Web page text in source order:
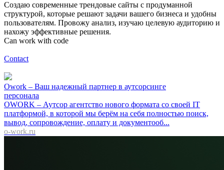
Создаю современные трендовые сайты с продуманной
структурой, которые решают задачи вашего бизнеса и удобны
пользователям. Провожу анализ, изучаю целевую аудиторию и
нахожу эффективные решения.
Can work with code
Contact
Owork – Ваш надежный партнер в аутсорсинге
персонала
OWORK – Аутсор агентство нового формата со своей IT
платформой, в которой мы берём на себя полностью поиск,
вывод, сопровождение, оплату и документооб...
o-work.ru